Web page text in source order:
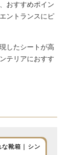
おすすめポイン
ントランスにピ
したシートが高
テリアにおすす
靴箱｜シン